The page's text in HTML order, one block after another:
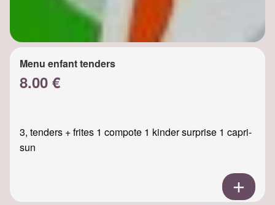
Menu enfant tenders
8.00 €
3, tenders + frites 1 compote 1 kinder surprise 1 capri-
sun